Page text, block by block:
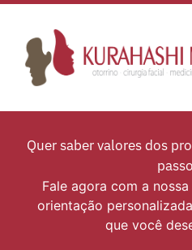
Quer saber valores dos
Fale agora com a
orientação
que você